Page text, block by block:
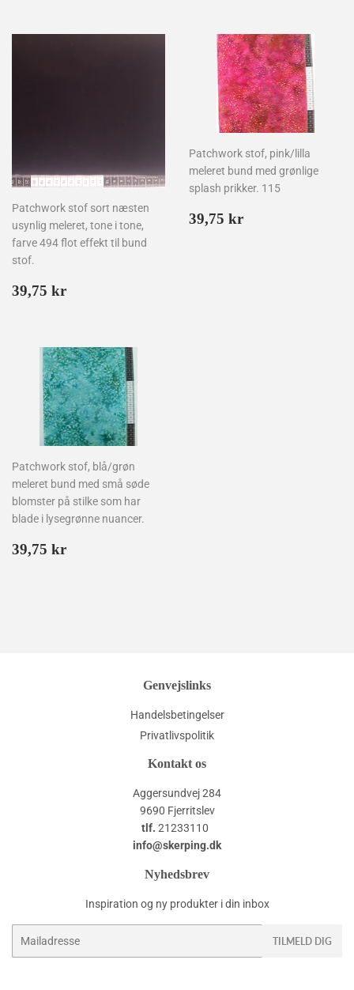
Patchwork stof sort næsten
usynlig meleret, tone i tone,
farve 494 flot effekt til bund
stof.
Normalpris
39,75 kr
Patchwork stof, pink/lilla
meleret bund med grønlige
splash prikker. 115
Normalpris
39,75 kr
Patchwork stof, blå/grøn
meleret bund med små søde
blomster på stilke som har
blade i lysegrønne nuancer.
Normalpris
39,75 kr
Genvejslinks
Handelsbetingelser
Privatlivspolitik
Kontakt os
Aggersundvej 284
9690 Fjerritslev
tlf. 21233110
info@skerping.dk
Nyhedsbrev
Inspiration og ny produkter i din inbox
TILMELD DIG